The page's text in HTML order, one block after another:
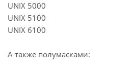
UNIX 5000
UNIX 5100
UNIX 6100
А также полумасками: